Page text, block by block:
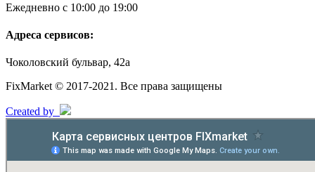
Ежедневно с 10:00 до 19:00
Адреса сервисов:
Чоколовский бульвар, 42а
FixMarket © 2017-2021. Все права защищены
Created by